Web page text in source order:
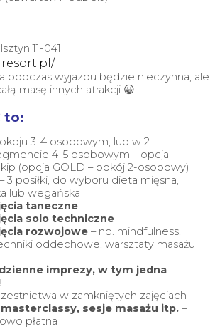
11-041
podczas wyjazdu będzie nieczynna, ale
masę innych atrakcji 😀
to:
3-4 osobowym, lub w 2-
4-5 osobowym – opcja
(opcja GOLD – pokój 2-osobowy)
– 3 posiłki, do wyboru dieta mięsna,
lub wegańska
taneczne
solo techniczne
rozwojowe – np. mindfulness,
oddechowe, warsztaty masażu
imprezy, w tym jedna
w zamkniętych zajęciach –
sesje masażu itp. –
płatna